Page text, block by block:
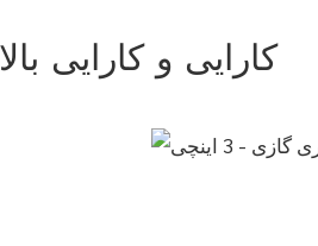
کارایی و کارایی بالا